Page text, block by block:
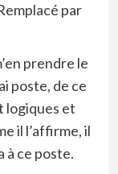
par
prendre le
poste, de ce
logiques et
il l’affirme, il
à ce poste.